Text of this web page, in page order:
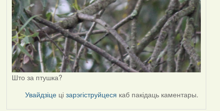
Што за птушка?
Увайдзіце цізарэгіструйцеся каб пакідаць каментары.